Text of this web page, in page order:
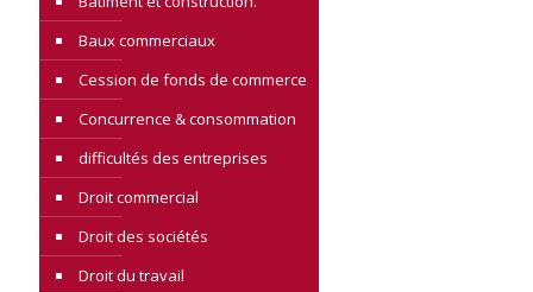
Baux commerciaux
Cession de fonds de commerce
Concurrence & consommation
difficultés des entreprises
Droit commercial
Droit des sociétés
Droit du travail